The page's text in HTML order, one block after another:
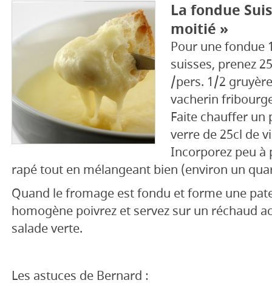
La fondue
moitié »
Pour une fondue
suisses, prenez
/pers. 1/2
vacherin
Faite chauffer un
verre de 25cl de
Incorporez peu à
rapé tout en mélangeant bien (environ un
Quand le fromage est fondu et forme une
homogène poivrez et servez sur un réchaud
salade verte.
Les astuces de Bernard :